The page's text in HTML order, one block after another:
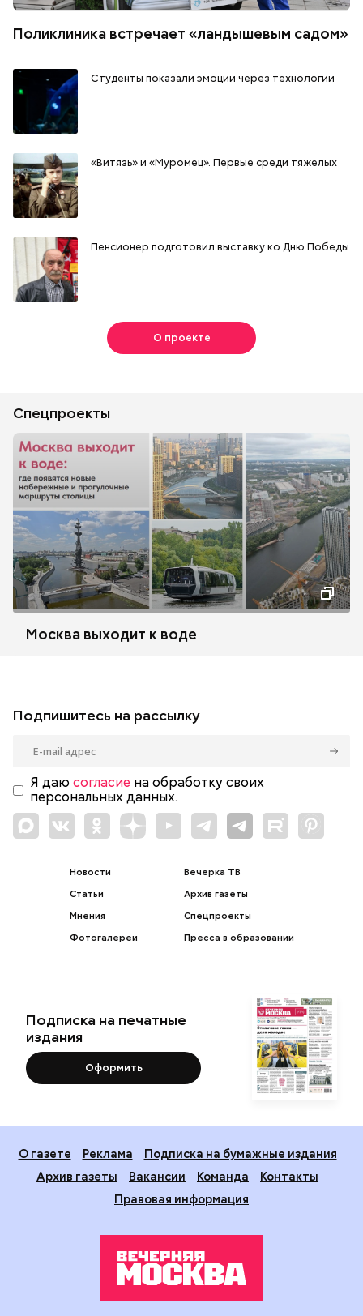
Поликлиника встречает «ландышевым садом»
Студенты показали эмоции через технологии
«Витязь» и «Муромец». Первые среди тяжелых
Пенсионер подготовил выставку ко Дню Победы
О проекте
Спецпроекты
Москва выходит к воде
Подпишитесь на рассылку
Я даю согласие на обработку своих
персональных данных.
Новости
Статьи
Мнения
Фотогалереи
Вечерка ТВ
Архив газеты
Спецпроекты
Пресса в образовании
Подписка на печатные
издания
Оформить
О газете Реклама
Подписка на бумажные издания
Архив газеты
Вакансии Команда
Контакты
Правовая информация